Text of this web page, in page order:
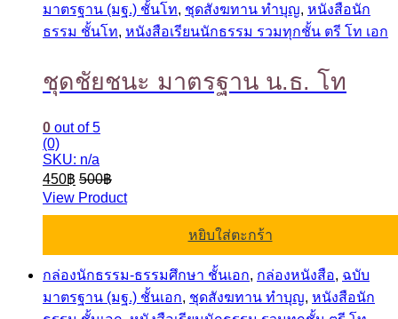
มาตรฐาน (มฐ.) ชั้นโท, ชุดสังฆทาน ทำบุญ, หนังสือนัก
ธรรม ชั้นโท, หนังสือเรียนนักธรรม รวมทุกชั้น ตรี โท เอก
ชุดชัยชนะ มาตรฐาน น.ธ. โท
0 out of 5
(0)
SKU: n/a
450฿ 500฿
View Product
หยิบใส่ตะกร้า
กล่องนักธรรม-ธรรมศึกษา ชั้นเอก, กล่องหนังสือ, ฉบับ
มาตรฐาน (มฐ.) ชั้นเอก, ชุดสังฆทาน ทำบุญ, หนังสือนัก